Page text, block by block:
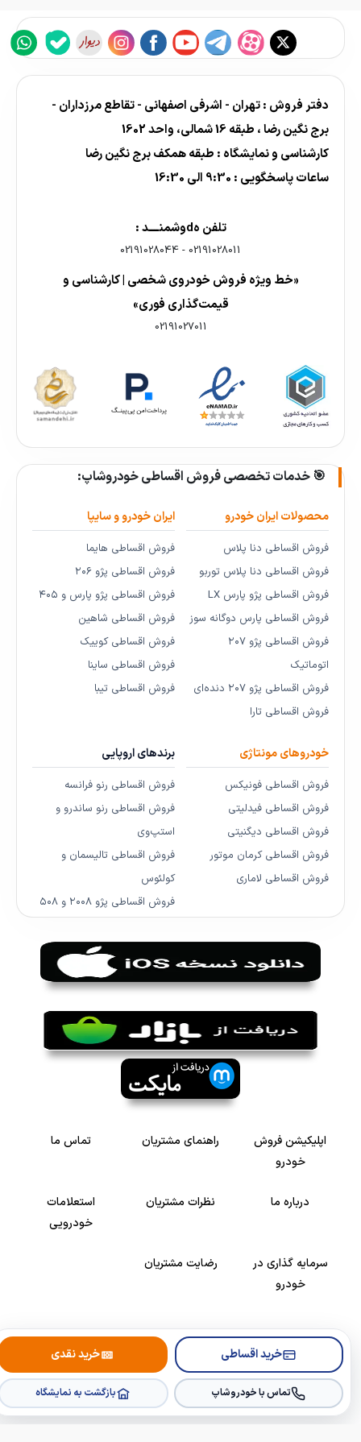
خرید اقساطی خرید نقدی
تماس با خودروشاپ بازگشت به نمایشگاه
دفتر فروش : تهران - اشرفی اصفهانی - تقاطع مرزداران -
برج نگین رضا ، طبقه 16 شمالی، واحد 1602
کارشناسی و نمایشگاه : طبقه همکف برج نگین رضا
ساعات پاسخگویی : 9:30 الی 16:30
تلفن هdوشمنــــد :
02191028011
-
02191028044
«خط ویژه فروش خودروی شخصی | کارشناسی و
قیمت‌گذاری فوری»
02191027011
🎯 خدمات تخصصی فروش اقساطی خودروشاپ:
محصولات ایران خودرو
فروش اقساطی دنا پلاس
فروش اقساطی دنا پلاس توربو
فروش اقساطی پژو پارس LX
فروش اقساطی پارس دوگانه سوز
فروش اقساطی پژو ۲۰۷
اتوماتیک
فروش اقساطی پژو ۲۰۷ دنده‌ای
فروش اقساطی تارا
ایران خودرو و سایپا
فروش اقساطی هایما
فروش اقساطی پژو ۲۰۶
فروش اقساطی پژو پارس و ۴۰۵
فروش اقساطی شاهین
فروش اقساطی کوییک
فروش اقساطی ساینا
فروش اقساطی تیبا
خودروهای مونتاژی
فروش اقساطی فونیکس
فروش اقساطی فیدلیتی
فروش اقساطی دیگنیتی
فروش اقساطی کرمان موتور
فروش اقساطی لاماری
برندهای اروپایی
فروش اقساطی رنو فرانسه
فروش اقساطی رنو ساندرو و
استپ‌وی
فروش اقساطی تالیسمان و
کولئوس
فروش اقساطی پژو ۲۰۰۸ و ۵۰۸
اپلیکیشن فروش
خودرو
راهنمای مشتریان تماس ما
درباره ما نظرات مشتریان
استعلامات
خودرویی
سرمایه گذاری در
خودرو
رضایت مشتریان
Copyright © 2005-2026Khodroshop.ir